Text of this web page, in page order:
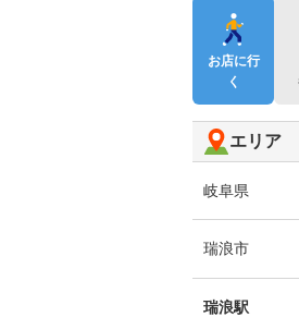
お店に行
く
エリア
岐阜県
瑞浪市
瑞浪駅